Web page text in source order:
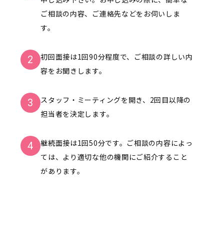
ご相談の内容、ご連絡先などをお伺いしま
す。
2
初回面接は1回90分程度で、ご相談の詳しい内
容をお聞きします。
3
スタッフ・ミーティングを開き、2回目以降の
担当者を決定します。
4
継続面接は1回50分です。ご相談の内容によっ
ては、より適切な他の機関にご紹介すること
があります。